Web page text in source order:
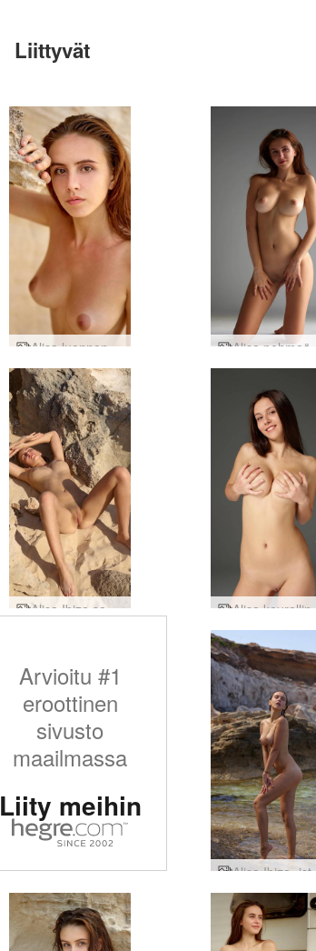
Liittyvät
Alisa luonnon ihme
Alisa Ibiza saa sinut kiimaan
Arvioitu #1
eroottinen
sivusto
maailmassa
Liity meihin